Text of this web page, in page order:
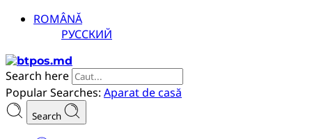
ROMÂNĂ
РУССКИЙ
Search here
Popular Searches: Aparat de casă
Search